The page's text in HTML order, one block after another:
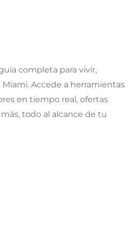
completa para vivir,
Accede a herramientas
en tiempo real, ofertas
todo al alcance de tu